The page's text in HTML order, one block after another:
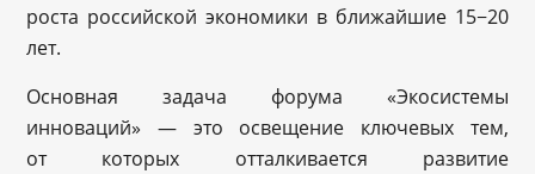
роста российской экономики в ближайшие 15−20
лет.
Основная задача форума «Экосистемы
инноваций» — это освещение ключевых тем,
от которых отталкивается развитие